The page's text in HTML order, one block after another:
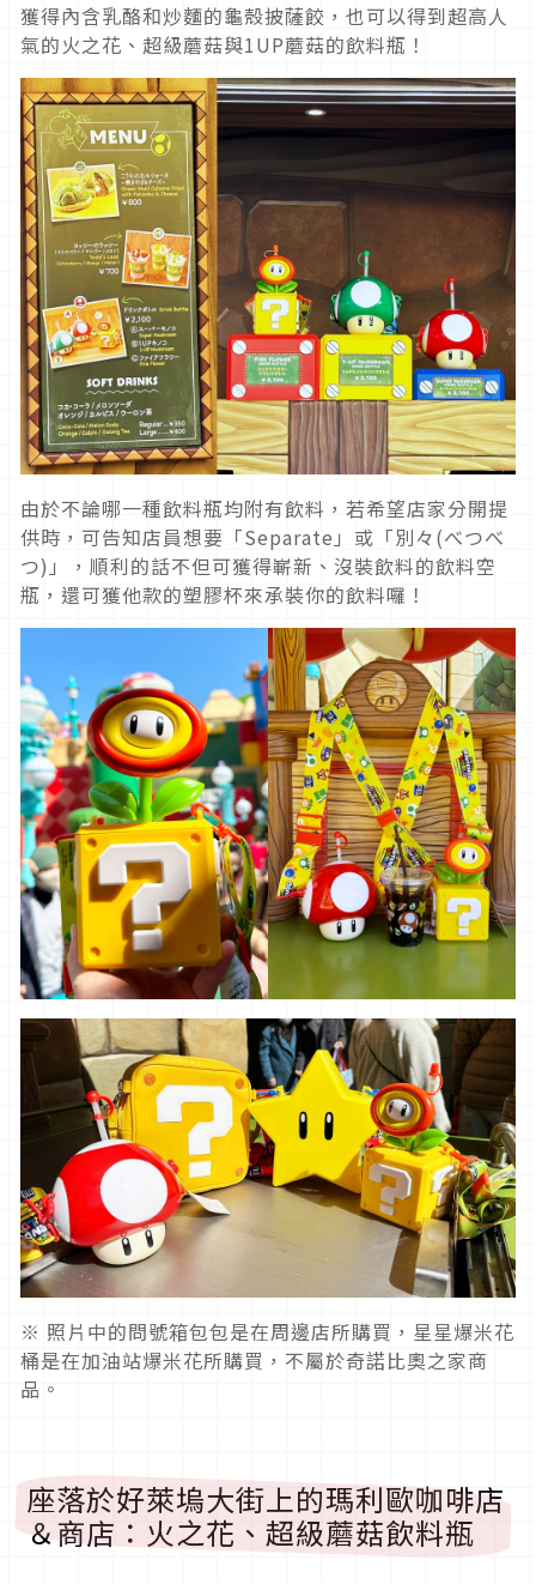
獲得內含乳酪和炒麵的龜殼披薩餃，也可以得到超高人
氣的火之花、超級蘑菇與1UP蘑菇的飲料瓶！
由於不論哪一種飲料瓶均附有飲料，若希望店家分開提
供時，可告知店員想要「Separate」或「別々(べつべ
つ)」，順利的話不但可獲得嶄新、沒裝飲料的飲料空
瓶，還可獲他款的塑膠杯來承裝你的飲料囉！
※ 照片中的問號箱包包是在周邊店所購買，星星爆米花
桶是在加油站爆米花所購買，不屬於奇諾比奧之家商
品。
座落於好萊塢大街上的瑪利歐咖啡店
＆商店：火之花、超級蘑菇飲料瓶